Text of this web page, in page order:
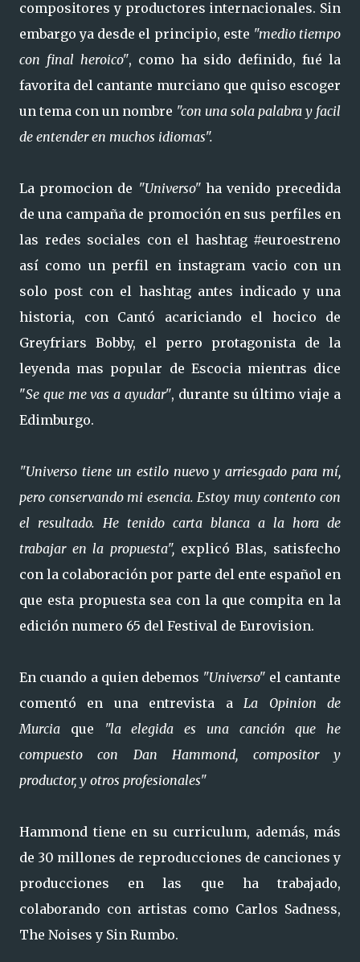
compositores y productores internacionales. Sin
embargo ya desde el principio, este "medio tiempo
con final heroico", como ha sido definido, fué la
favorita del cantante murciano que quiso escoger
un tema con un nombre "con una sola palabra y facil
de entender en muchos idiomas".
La promocion de "Universo"ha venido precedida
de una campaña de promoción en sus perfiles en
las redes sociales con el hashtag #euroestreno
así como un perfil en instagram vacio con un
solo post con el hashtag antes indicado y una
historia, con Cantó acariciando el hocico de
Greyfriars Bobby, el perro protagonista de la
leyenda mas popular de Escocia mientras dice
"Se que me vas a ayudar", durante su último viaje a
Edimburgo.
"Universo tiene un estilo nuevo y arriesgado para mí,
pero conservando mi esencia. Estoy muy contento con
el resultado. He tenido carta blanca a la hora de
trabajar en la propuesta", explicó Blas, satisfecho
con la colaboración por parte del ente español en
que esta propuesta sea con la que compita en la
edición numero 65 del Festival de Eurovision.
En cuando a quien debemos "Universo" el cantante
comentó en una entrevista aLa Opinion de
Murcia que
"la elegida es una canción que he
compuesto con Dan Hammond, compositor y
productor, y otros profesionales"
Hammond tiene en su curriculum, además, más
de 30 millones de reproducciones de canciones y
producciones en las que ha trabajado,
colaborando con artistas como Carlos Sadness,
The Noises y Sin Rumbo.